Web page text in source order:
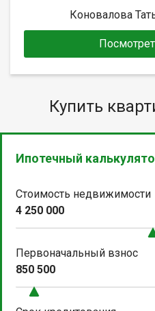
Коновалова
Купить
Ипотечный
Стоимость недвижимости
4 250 000
Первоначальный взнос
850 500